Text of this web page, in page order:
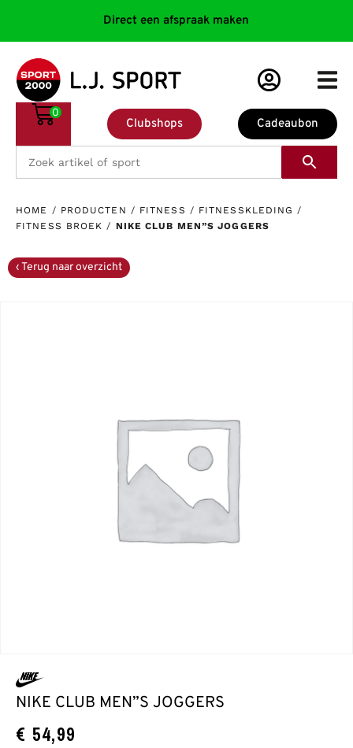
Direct een afspraak maken
Cadeaubon
Clubshops
0
HOME / PRODUCTEN / FITNESS / FITNESSKLEDING /
FITNESS BROEK / NIKE CLUB MEN”S JOGGERS
NIKE CLUB MEN”S JOGGERS
€ 54,99